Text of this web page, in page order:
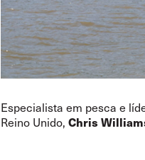
Especialista em pesca e
Reino Unido, Chris